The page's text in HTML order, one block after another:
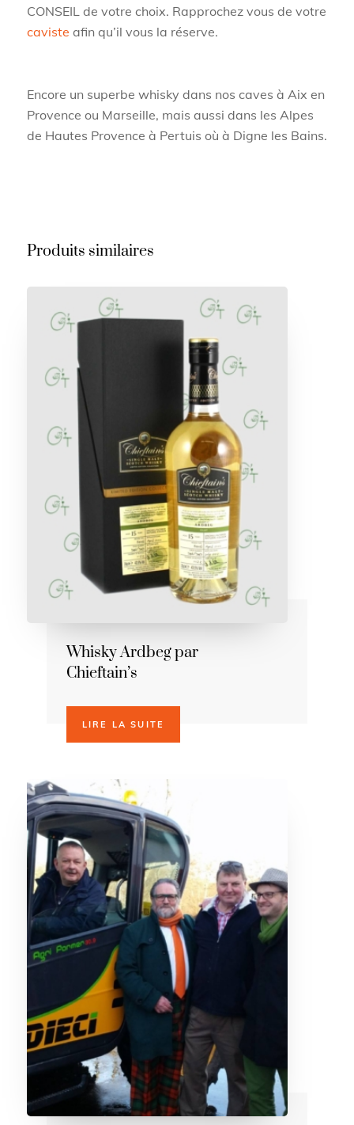
CONSEIL de votre choix. Rapprochez vous de votre
caviste afin qu’il vous la réserve.
Encore un superbe whisky dans nos caves à Aix en
Provence ou Marseille, mais aussi dans les Alpes
de Hautes Provence à Pertuis où à Digne les Bains.
Produits similaires
Whisky Ardbeg par
Chieftain’s
LIRE LA SUITE